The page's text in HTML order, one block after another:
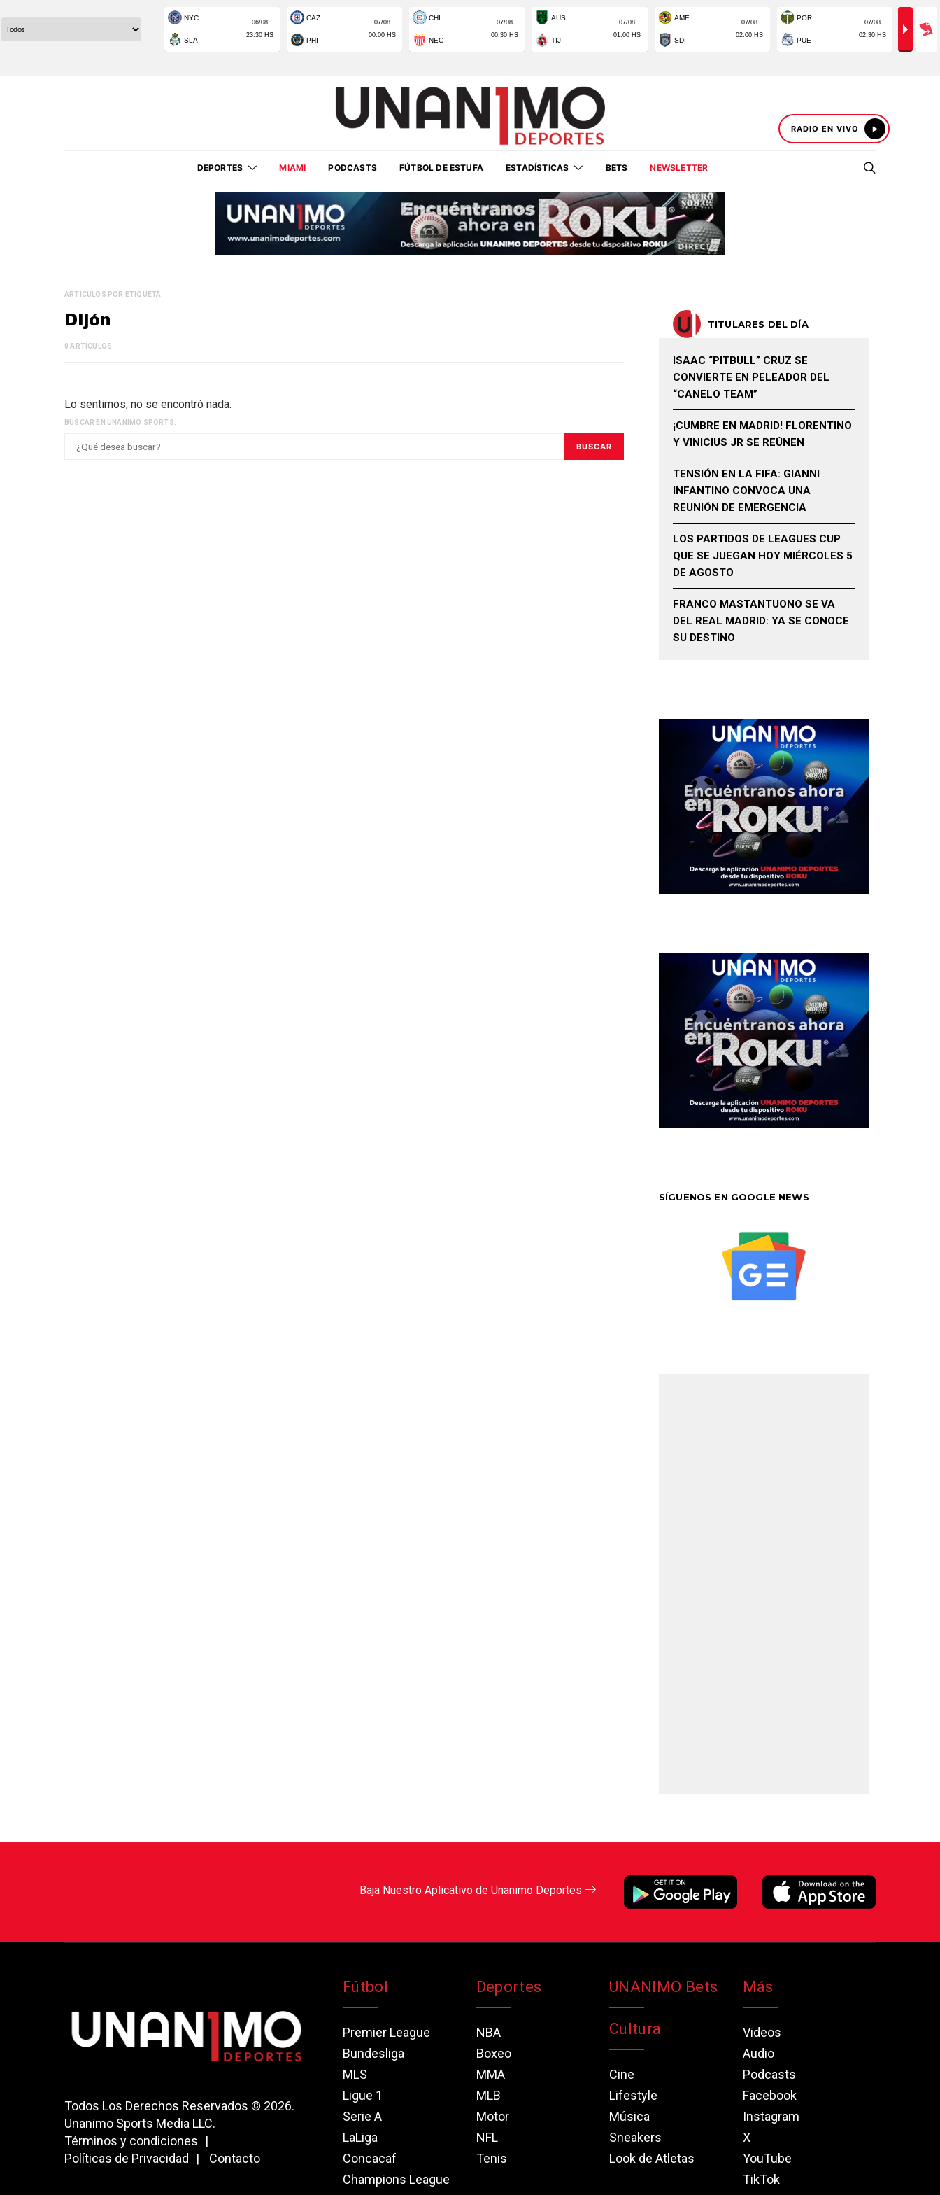
RADIO EN VIVO
DEPORTES MIAMI PODCASTS FÚTBOL DE ESTUFA ESTADÍSTICAS BETS NEWSLETTER
ARTÍCULOS POR ETIQUETA
Dijón
0 ARTÍCULOS
Lo sentimos, no se encontró nada.
BUSCAR EN UNANIMO SPORTS:
BUSCAR
TITULARES DEL DÍA
ISAAC “PITBULL” CRUZ SE
CONVIERTE EN PELEADOR DEL
“CANELO TEAM”
¡CUMBRE EN MADRID! FLORENTINO
Y VINICIUS JR SE REÚNEN
TENSIÓN EN LA FIFA: GIANNI
INFANTINO CONVOCA UNA
REUNIÓN DE EMERGENCIA
LOS PARTIDOS DE LEAGUES CUP
QUE SE JUEGAN HOY MIÉRCOLES 5
DE AGOSTO
FRANCO MASTANTUONO SE VA
DEL REAL MADRID: YA SE CONOCE
SU DESTINO
SÍGUENOS EN GOOGLE NEWS
Baja Nuestro Aplicativo de Unanimo Deportes
Todos Los Derechos Reservados © 2026.
Unanimo Sports Media LLC.
Términos y condiciones
Políticas de Privacidad
Contacto
Fútbol
Premier League
Bundesliga
MLS
Ligue 1
Serie A
LaLiga
Concacaf
Champions League
Deportes
NBA
Boxeo
MMA
MLB
Motor
NFL
Tenis
UNANIMO Bets
Cultura
Cine
Lifestyle
Música
Sneakers
Look de Atletas
Más
Videos
Audio
Podcasts
Facebook
Instagram
X
YouTube
TikTok